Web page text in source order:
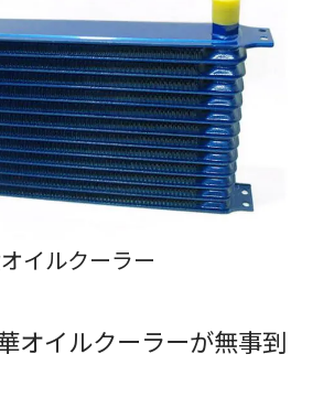
イルクーラー
オイルクーラーが無事到